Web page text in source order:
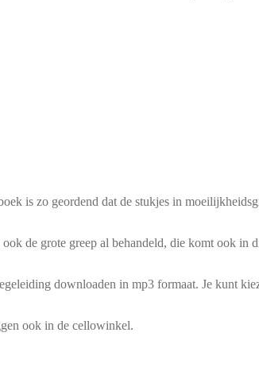
is zo geordend dat de stukjes in
de grote greep al behandeld, die komt ook
downloaden in mp3 formaat. Je kunt
ook in de cellowinkel.